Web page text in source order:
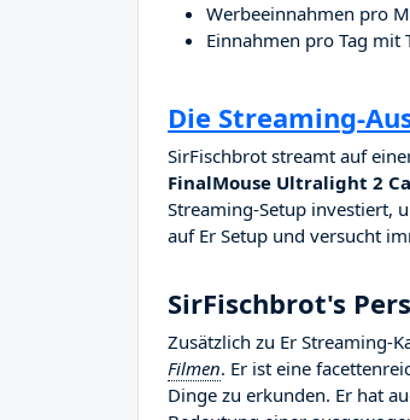
Werbeeinnahmen pro
Einnahmen pro Tag
Die Streaming-
SirFischbrot streamt auf
FinalMouse Ultralight 2
Streaming-Setup investiert,
auf Er Setup und versucht
SirFischbrot's
Zusätzlich zu Er Streaming-
Filmen. Er ist eine
Dinge zu erkunden. Er hat